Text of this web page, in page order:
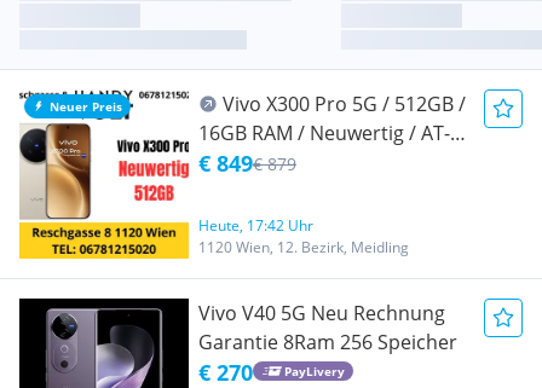
Neuer Preis
Vivo X300 Pro 5G / 512GB /
16GB RAM / Neuwertig / AT-
WARE / Offen für alle Netze /
Batteriekapazität / Garantie
bis 15.07.2028 / Dune Brown
€ 849€ 879
Heute, 17:42 Uhr
1120 Wien, 12. Bezirk, Meidling
Vivo V40 5G Neu Rechnung
Garantie 8Ram 256 Speicher
€ 270 PayLivery